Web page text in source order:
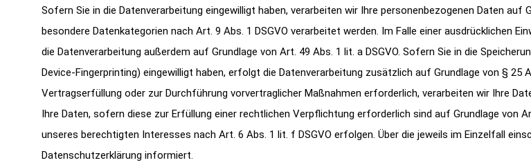
Sofern Sie in die Datenverarbeitung eingewilligt haben, verarbeiten wir Ihre personenbezogenen Daten auf
besondere Datenkategorien nach Art. 9 Abs. 1 DSGVO verarbeitet werden. Im Falle einer ausdrücklichen
die Datenverarbeitung außerdem auf Grundlage von Art. 49 Abs. 1 lit. a DSGVO. Sofern Sie in die
Device-Fingerprinting) eingewilligt haben, erfolgt die Datenverarbeitung zusätzlich auf Grundlage von § 25
Vertragserfüllung oder zur Durchführung vorvertraglicher Maßnahmen erforderlich, verarbeiten wir Ihre
Ihre Daten, sofern diese zur Erfüllung einer rechtlichen Verpflichtung erforderlich sind auf Grundlage von
unseres berechtigten Interesses nach Art. 6 Abs. 1 lit. f DSGVO erfolgen. Über die jeweils im Einzelfall
Datenschutzerklärung informiert.